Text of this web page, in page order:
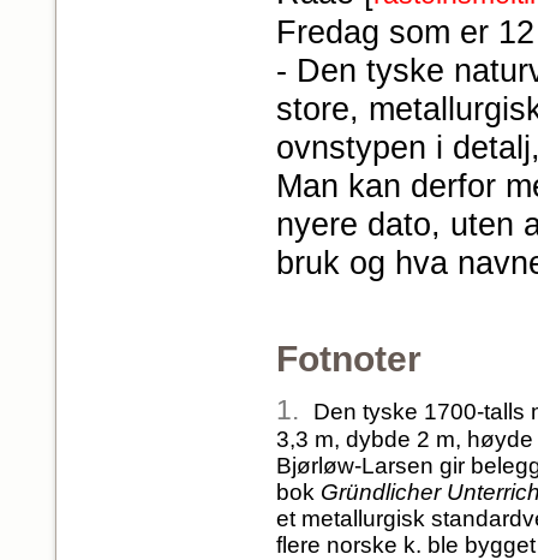
Fredag som er
- Den tyske
store,
ovnstypen i
Man kan derfor
nyere dato, uten
bruk og hva
Fotnoter
1.
Den tyske 1700-talls
3,3 m, dybde 2 m,
Bjørløw-Larsen gir
bok Gründlicher
et metallurgisk
flere norske k. ble